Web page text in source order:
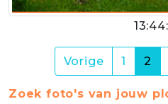
Vorige 1 2
Zoek foto's van jouw